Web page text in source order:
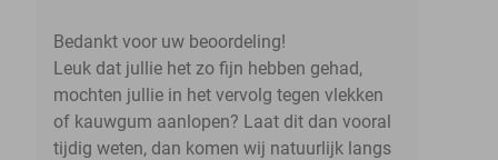
Bedankt voor uw beoordeling!
Leuk dat jullie het zo fijn hebben gehad,
mochten jullie in het vervolg tegen vlekken
of kauwgum aanlopen? Laat dit dan vooral
tijdig weten, dan komen wij natuurlijk langs